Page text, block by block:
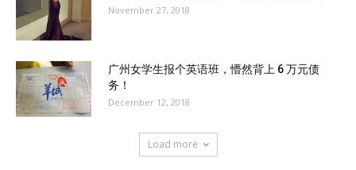
November 27, 2018
广州女学生报个英语班，懵然背上 6 万元债
务！
December 12, 2018
Load more